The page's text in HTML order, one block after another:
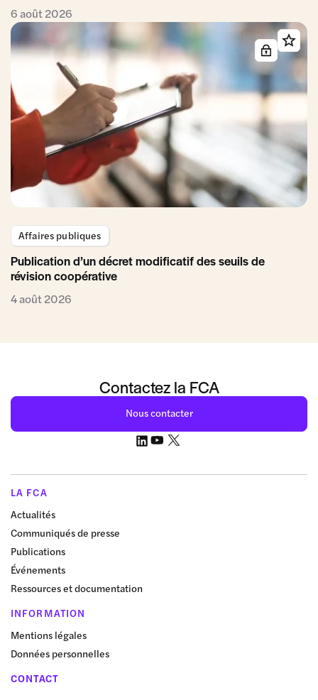
6 août 2026
Affaires publiques
Publication d’un décret modificatif des seuils de
révision coopérative
4 août 2026
Contactez la FCA
Nous contacter
LA FCA
Actualités
Communiqués de presse
Publications
Événements
Ressources et documentation
INFORMATION
Mentions légales
Données personnelles
CONTACT